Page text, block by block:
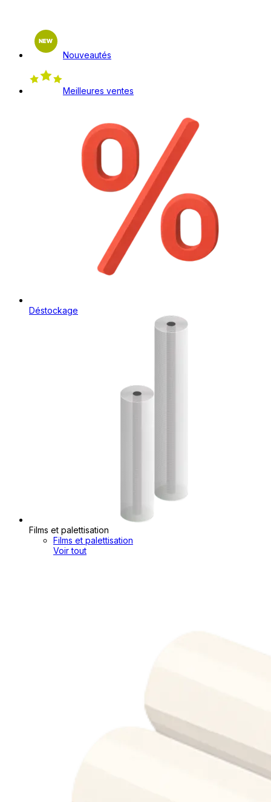
Nouveautés
Meilleures ventes
Déstockage
Films et palettisation
Films et palettisation
Voir tout